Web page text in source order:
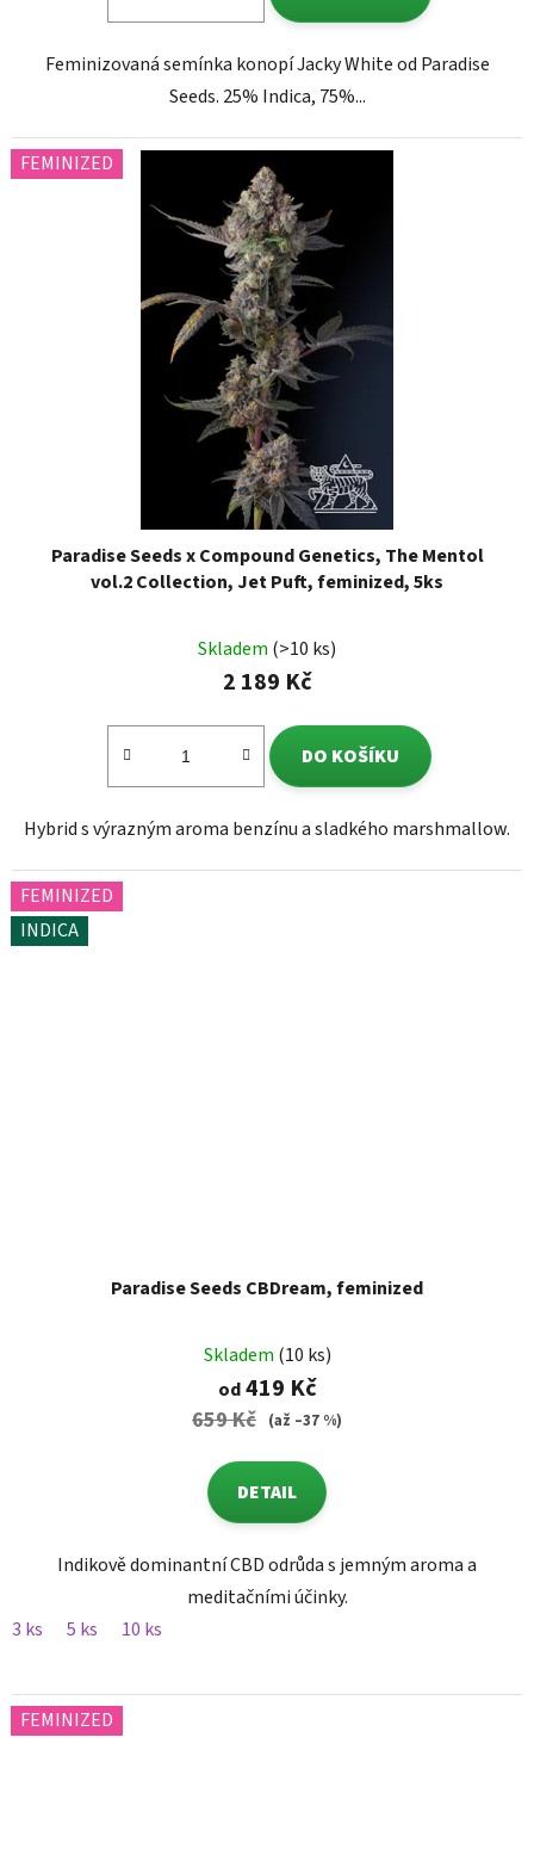
Feminizovaná semínka konopí Jacky White od Paradise
Seeds. 25% Indica, 75%...
FEMINIZED
Paradise Seeds x Compound Genetics, The Mentol
vol.2 Collection, Jet Puft, feminized, 5ks
Skladem (>10 ks)
2 189 Kč
DO KOŠÍKU
Hybrid s výrazným aroma benzínu a sladkého marshmallow.
FEMINIZED
INDICA
Paradise Seeds CBDream, feminized
Skladem (10 ks)
od419 Kč
659 Kč (až –37 %)
DETAIL
Indikově dominantní CBD odrůda s jemným aroma a
meditačními účinky.
3 ks
5 ks 10 ks
FEMINIZED